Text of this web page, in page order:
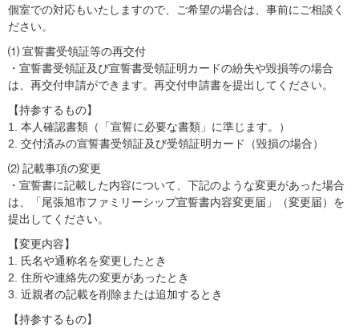
個室での対応もいたしますので、ご希望の場合は、事前にご相談く
ださい。
⑴ 宣誓書受領証等の再交付
・宣誓書受領証及び宣誓書受領証明カードの紛失や毀損等の場合
は、再交付申請ができます。再交付申請書を提出してください。
【持参するもの】
1. 本人確認書類（「宣誓に必要な書類」に準じます。）
2. 交付済みの宣誓書受領証及び受領証明カード（毀損の場合）
⑵ 記載事項の変更
・宣誓書に記載した内容について、下記のような変更があった場合
は、「尾張旭市ファミリーシップ宣誓書内容変更届」（変更届）を
提出してください。
【変更内容】
1. 氏名や通称名を変更したとき
2. 住所や連絡先の変更があったとき
3. 近親者の記載を削除または追加するとき
【持参するもの】